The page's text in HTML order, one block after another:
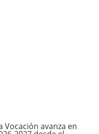
Vocación avanza en